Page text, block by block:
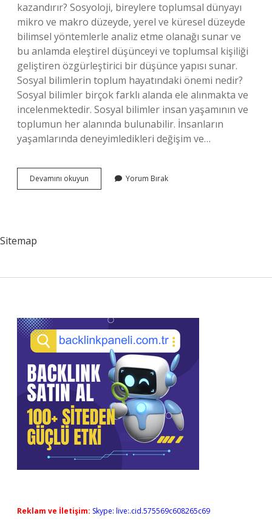
kazandırır? Sosyoloji, bireylere toplumsal dünyayı
mikro ve makro düzeyde, yerel ve küresel düzeyde
bilimsel yöntemlerle analiz etme olanağı sunar ve
bu anlamda eleştirel düşünceyi ve toplumsal kişiliği
geliştiren özgürleştirici bir düşünce yapısı sunar.
Sosyal bilimlerin toplum hayatındaki önemi nedir?
Sosyal bilimler birçok farklı alanda ele alınmakta ve
incelenmektedir. Sosyal bilimler insan yaşamının ve
toplumun her alanında bulunabilir. İnsanların
yaşamlarında deneyimledikleri değişim ve…
Devamını okuyun Sosyolojinin
Toplum
Yorum Bırak
Sitemap
Sidebar
Reklam ve İletişim: Skype: live:.cid.575569c608265c69